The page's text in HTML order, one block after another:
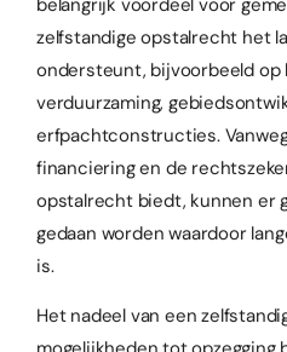
zelfstandige opstalrecht het
ondersteunt, bijvoorbeeld op
verduurzaming,
erfpachtconstructies.
financiering en de
opstalrecht biedt, kunnen er
gedaan worden waardoor
is.
Het nadeel van een